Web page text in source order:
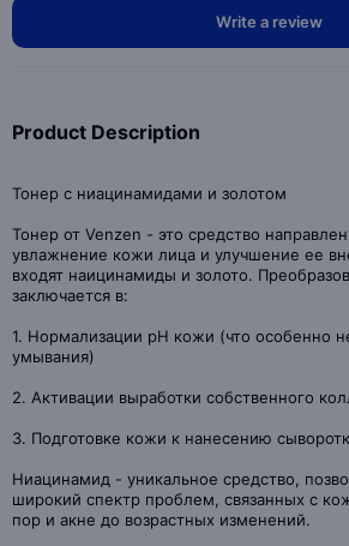
Write a review
Product Description
Тонер с ниацинамидами и золотом
Тонер от Venzen - это средство
увлажнение кожи лица и улучшение ее
входят наицинамиды и золото.
заключается в:
1. Нормализации pH кожи (что особенно
умывания)
2. Активации выработки собственного
3. Подготовке кожи к нанесению
Ниацинамид - уникальное средство,
широкий спектр проблем, связанных с
пор и акне до возрастных изменений.